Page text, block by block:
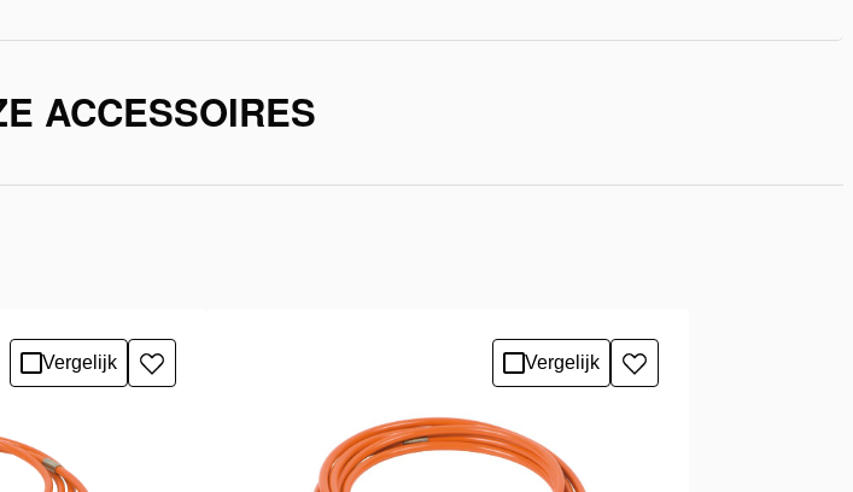
ACCESSOIRES
Vergelijk
Toevoegen
aan
Vergelijk
Toevoegen
aan